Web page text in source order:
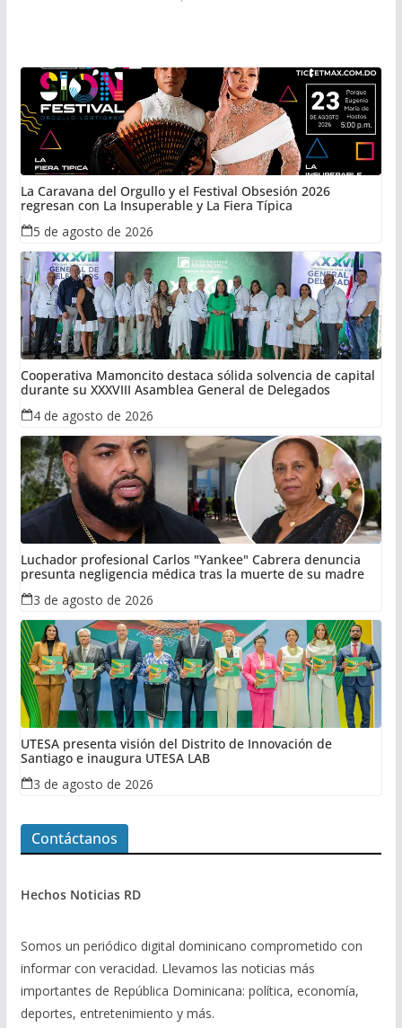
La Caravana del Orgullo y el Festival Obsesión 2026
regresan con La Insuperable y La Fiera Típica
5 de agosto de 2026
Cooperativa Mamoncito destaca sólida solvencia de capital
durante su XXXVIII Asamblea General de Delegados
4 de agosto de 2026
Luchador profesional Carlos "Yankee" Cabrera denuncia
presunta negligencia médica tras la muerte de su madre
3 de agosto de 2026
UTESA presenta visión del Distrito de Innovación de
Santiago e inaugura UTESA LAB
3 de agosto de 2026
Contáctanos
Hechos Noticias RD
Somos un periódico digital dominicano comprometido con
informar con veracidad. Llevamos las noticias más
importantes de República Dominicana: política, economía,
deportes, entretenimiento y más.